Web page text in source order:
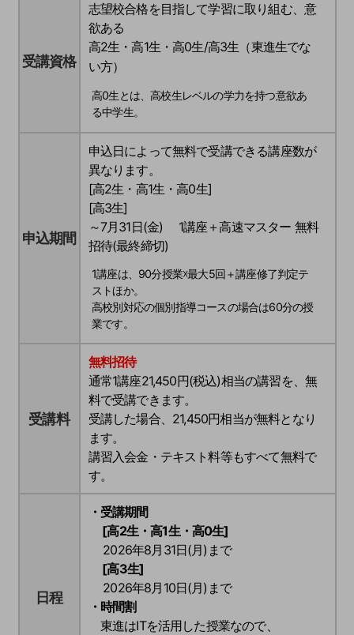
受講資格
志望校合格を目指して学習に取り組む、意
欲ある
高2生・高1生・高0生/高3生（東進生でな
い方）
高0生とは、高校生レベルの学力を持つ意欲あ
る中学生。
申込期間
申込日によって無料で受講できる講座数が
異なります。
[高2生・高1生・高0生]
[高3生]
～7月31日(金) 1講座＋高速マスター 無料
招待(最終締切)
1講座は、90分授業☓最大5回＋講座修了判定テ
ストほか。
高校別対応の個別指導コースの場合は60分の授
業です。
受講料
無料招待
通常1講座21,450円(税込)相当の講習を、無
料で受講できます。
受講した場合、 21,450円相当が無料となり
ます。
講習入会金・テキスト料等もすべて無料で
す。
日程
・受講期間
[高2生・高1生・高0生]
2026年8月31日(月)まで
[高3生]
2026年8月10日(月)まで
・時間割
東進はITを活用した授業なので、